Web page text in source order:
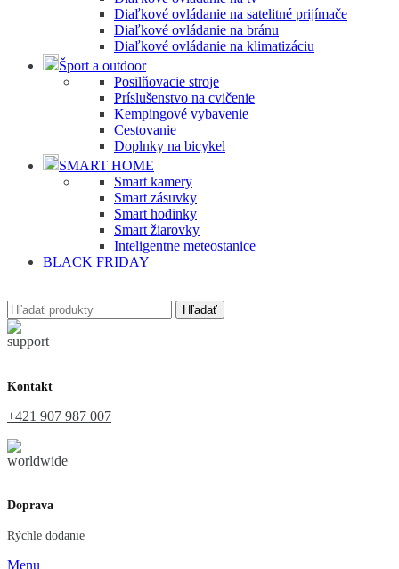
Diaľkové ovládanie na satelitné prijímače
Diaľkové ovládanie na bránu
Diaľkové ovládanie na klimatizáciu
Šport a outdoor
Posilňovacie stroje
Príslušenstvo na cvičenie
Kempingové vybavenie
Cestovanie
Doplnky na bicykel
SMART HOME
Smart kamery
Smart zásuvky
Smart hodinky
Smart žiarovky
Inteligentne meteostanice
BLACK FRIDAY
Hľadať
Kontakt
+421 907 987 007
Doprava
Rýchle dodanie
Menu